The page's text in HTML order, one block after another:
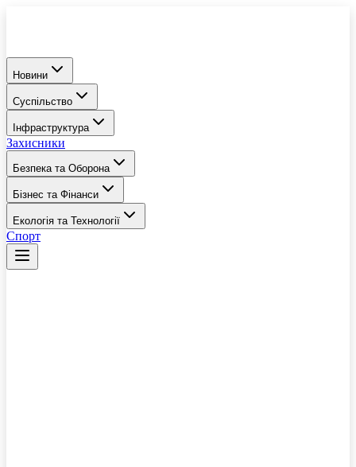
Новини
Суспільство
Інфраструктура
Захисники
Безпека та Оборона
Бізнес та Фінанси
Екологія та Технології
Спорт